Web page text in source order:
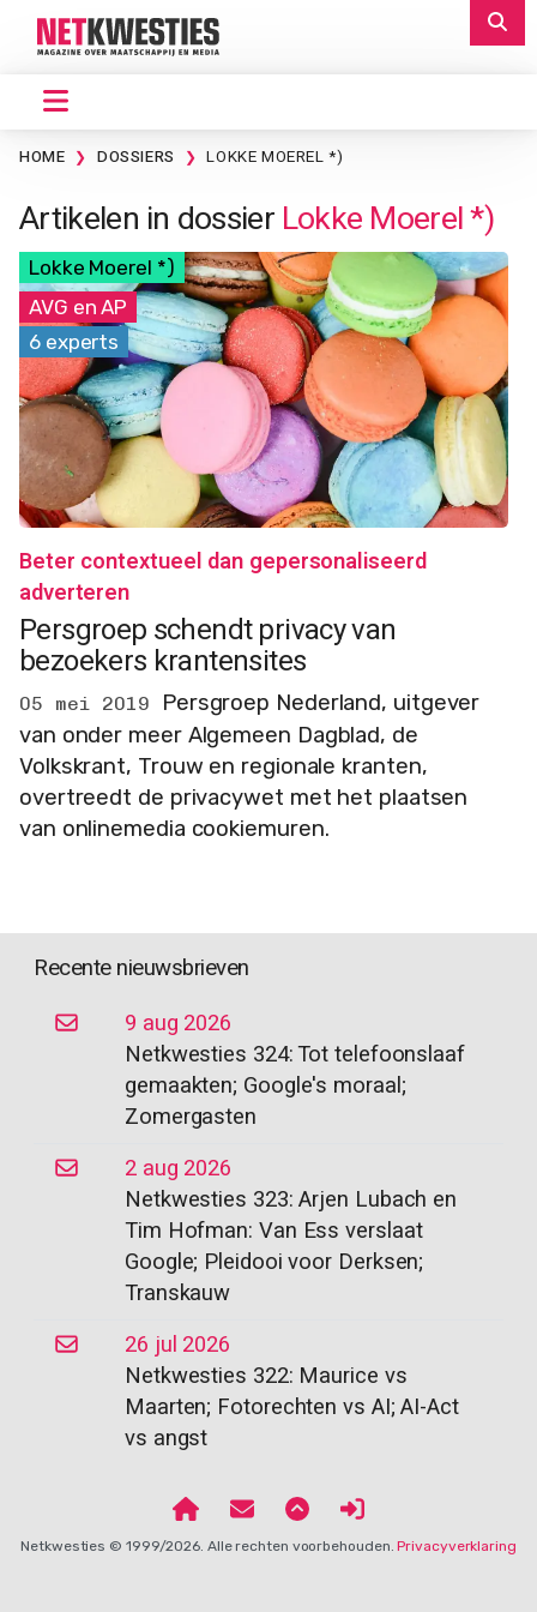
HOME DOSSIERS LOKKE MOEREL *)
Artikelen in dossier Lokke Moerel *)
Lokke Moerel *)
AVG en AP
6 experts
Beter contextueel dan gepersonaliseerd
adverteren
Persgroep schendt privacy van
bezoekers krantensites
05 mei 2019
Persgroep Nederland, uitgever
van onder meer Algemeen Dagblad, de
Volkskrant, Trouw en regionale kranten,
overtreedt de privacywet met het plaatsen
van onlinemedia cookiemuren.
Recente nieuwsbrieven
9 aug 2026
Netkwesties 324: Tot telefoonslaaf
gemaakten; Google's moraal;
Zomergasten
2 aug 2026
Netkwesties 323: Arjen Lubach en
Tim Hofman: Van Ess verslaat
Google; Pleidooi voor Derksen;
Transkauw
26 jul 2026
Netkwesties 322: Maurice vs
Maarten; Fotorechten vs AI; AI-Act
vs angst
Netkwesties © 1999/2026. Alle rechten voorbehouden.Privacyverklaring